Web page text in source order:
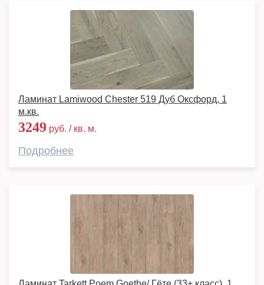
Ламинат Lamiwood Chester 519 Дуб Оксфорд, 1
м.кв.
3249 руб. / кв. м.
Подробнее